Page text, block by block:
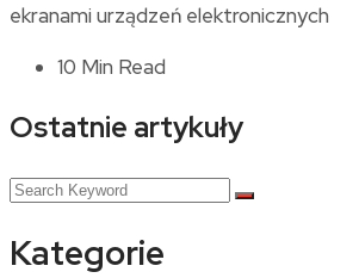
ekranami urządzeń elektronicznych
10 Min Read
Ostatnie artykuły
Kategorie